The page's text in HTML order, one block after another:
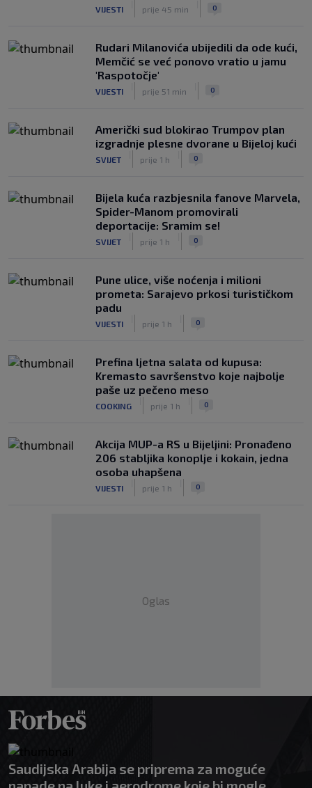
VIJESTI prije 45 min 0
Rudari Milanovića ubijedili da ode kući,
Memčić se već ponovo vratio u jamu
'Raspotočje'
VIJESTI prije 51 min 0
Američki sud blokirao Trumpov plan
izgradnje plesne dvorane u Bijeloj kući
SVIJET prije 1 h 0
Bijela kuća razbjesnila fanove Marvela,
Spider-Manom promovirali
deportacije: Sramim se!
SVIJET prije 1 h 0
Pune ulice, više noćenja i milioni
prometa: Sarajevo prkosi turističkom
padu
VIJESTI prije 1 h 0
Prefina ljetna salata od kupusa:
Kremasto savršenstvo koje najbolje
paše uz pečeno meso
COOKING prije 1 h 0
Akcija MUP-a RS u Bijeljini: Pronađeno
206 stabljika konoplje i kokain, jedna
osoba uhapšena
VIJESTI prije 1 h 0
Oglas
Saudijska Arabija se priprema za moguće